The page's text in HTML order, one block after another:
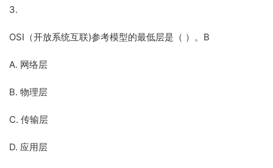
3.
OSI（开放系统互联)参考模型的最低层是（ ）。B
A. 网络层
B. 物理层
C. 传输层
D. 应用层